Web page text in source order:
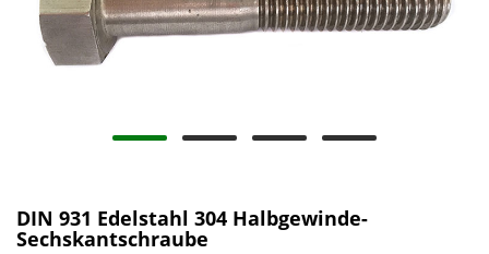
DIN 931 Edelstahl 304 Halbgewinde-
Sechskantschraube